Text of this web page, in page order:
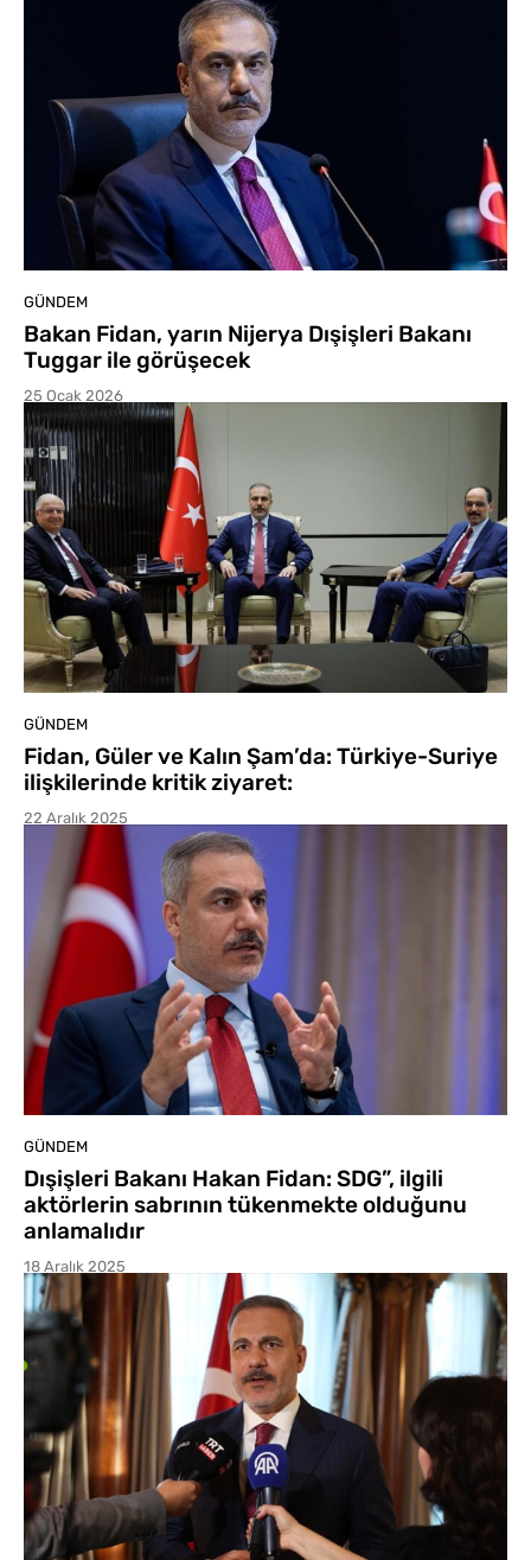
GÜNDEM
Bakan Fidan, yarın Nijerya Dışişleri Bakanı
Tuggar ile görüşecek
25 Ocak 2026
GÜNDEM
Fidan, Güler ve Kalın Şam’da: Türkiye-Suriye
ilişkilerinde kritik ziyaret:
22 Aralık 2025
GÜNDEM
Dışişleri Bakanı Hakan Fidan: SDG”, ilgili
aktörlerin sabrının tükenmekte olduğunu
anlamalıdır
18 Aralık 2025